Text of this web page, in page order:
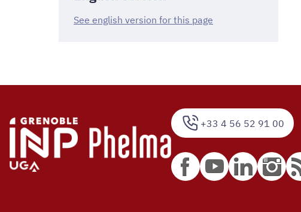
See english version for this page
+33 4 56 52 91 00